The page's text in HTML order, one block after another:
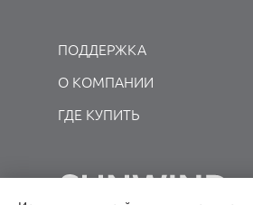
ПОДДЕРЖКА
О КОМПАНИИ
ГДЕ КУПИТЬ